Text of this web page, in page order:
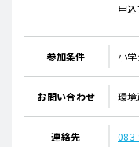
申
参加条件 小
お問い合わせ 環
連絡先